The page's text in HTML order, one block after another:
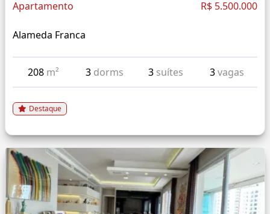
Apartamento R$ 5.500.000
Alameda Franca
208 m² 3 dorms 3 suítes 3vagas
Destaque